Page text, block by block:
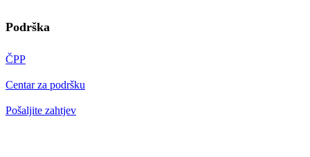
Podrška
ČPP
Centar za podršku
Pošaljite zahtjev